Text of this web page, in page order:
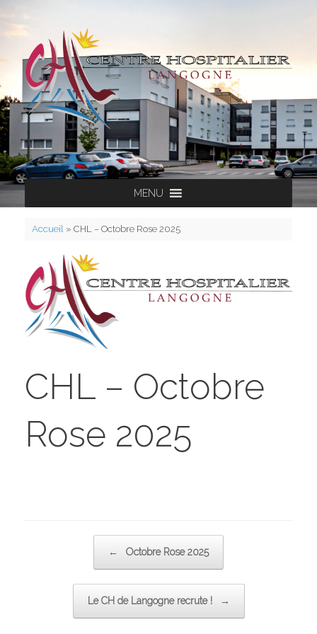
MENU
Accueil» CHL – Octobre Rose 2025
CHL – Octobre
Rose 2025
← Octobre Rose 2025
Le CH de Langogne recrute ! →